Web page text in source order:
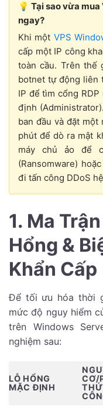
💡 Tại sao vừa
ngay?
Khi một VPS
cấp một IP công
toàn cầu. Trên thế
botnet tự động liên
IP để tìm cổng
định
ban đầu và đặt một
phút để dò ra mật
máy chủ ảo để
(Ransomware)
đi tấn công DDoS
1. Ma
Hổng &
Khẩn Cấp
Để tối ưu hóa thời
mức độ nguy hiểm
trên Windows
nghiệm sau:
LỖ HỔNG
MẶC ĐỊNH
CƠ/